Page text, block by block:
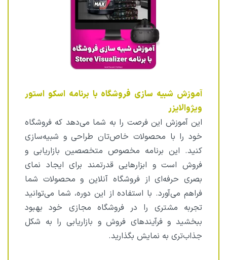
آموزش شبیه سازی فروشگاه با برنامه اسکو استور
ویژوالایزر
این آموزش این فرصت را به شما می‌دهد که فروشگاه
خود را با محصولات خاص‌تان طراحی و شبیه‌سازی
کنید. این برنامه مخصوص متخصصین بازاریابی و
فروش است و ابزارهایی قدرتمند برای ایجاد نمای
بصری حرفه‌ای از فروشگاه آنلاین و محصولات شما
فراهم می‌آورد. با استفاده از این دوره، شما می‌توانید
تجربه مشتری را در فروشگاه مجازی خود بهبود
ببخشید و فرآیندهای فروش و بازاریابی را به شکل
جذاب‌تری به نمایش بگذارید.